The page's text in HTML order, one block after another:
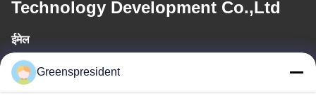
Technology Development Co.,Ltd
ईमेल
president@china-machines.com.cn
Greenspresident